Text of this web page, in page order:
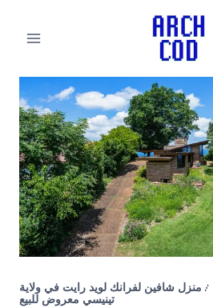
/ منزل شافين لفرانك لويد رايت في ولاية
تينيسي معروض للبيع